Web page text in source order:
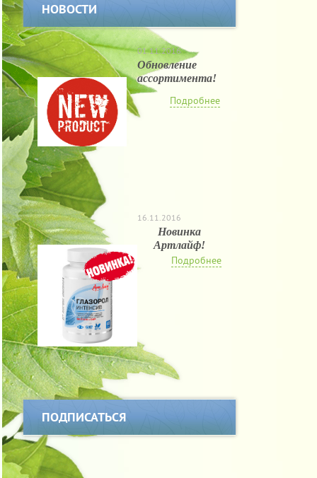
НОВОСТИ
01.11.2016
Обновление
ассортимента!
Подробнее
16.11.2016
Новинка
Артлайф!
Подробнее
ПОДПИСАТЬСЯ